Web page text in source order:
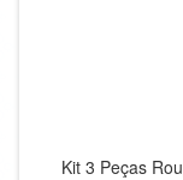
Kit 3 Peças